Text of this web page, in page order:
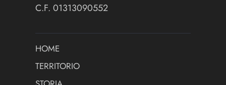
C.F. 01313090552
HOME
TERRITORIO